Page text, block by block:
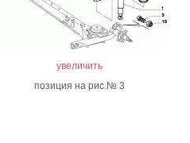
увеличить
позиция на рис.№ 3